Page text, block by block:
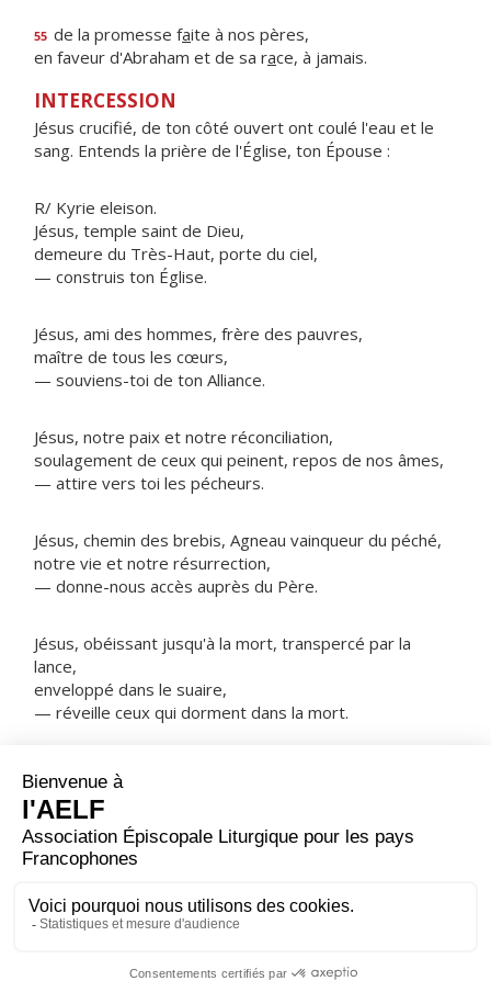
55 de la promesse faite à nos pères,
en faveur d'Abraham et de sa race, à jamais.
INTERCESSION
Jésus crucifié, de ton côté ouvert ont coulé l'eau et le
sang. Entends la prière de l'Église, ton Épouse :
R/ Kyrie eleison.
Jésus, temple saint de Dieu,
demeure du Très-Haut, porte du ciel,
— construis ton Église.
Jésus, ami des hommes, frère des pauvres,
maître de tous les cœurs,
— souviens-toi de ton Alliance.
Jésus, notre paix et notre réconciliation,
soulagement de ceux qui peinent, repos de nos âmes,
— attire vers toi les pécheurs.
Jésus, chemin des brebis, Agneau vainqueur du péché,
notre vie et notre résurrection,
— donne-nous accès auprès du Père.
Jésus, obéissant jusqu'à la mort, transpercé par la
lance,
enveloppé dans le suaire,
— réveille ceux qui dorment dans la mort.
NOTRE PÈRE
ORAISON
Seigneur notre Père, en vénérant le Cœur de ton Fils
pour nous ; fais que nous recevions de cette source
divine une grâce plus abondante.